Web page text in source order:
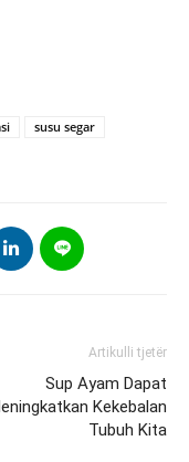
susu segar
Artikulli tjetër
Sup Ayam Dapat
Kekebalan
Tubuh Kita